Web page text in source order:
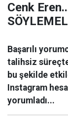
Cenk
Başarılı
talihsiz
bu şekilde
Instagram
yorumladı...